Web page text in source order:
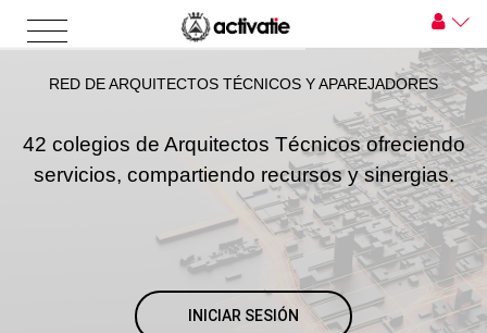
RED DE ARQUITECTOS TÉCNICOS Y APAREJADORES
42 colegios de Arquitectos Técnicos ofreciendo
servicios, compartiendo recursos y sinergias.
INICIAR SESIÓN